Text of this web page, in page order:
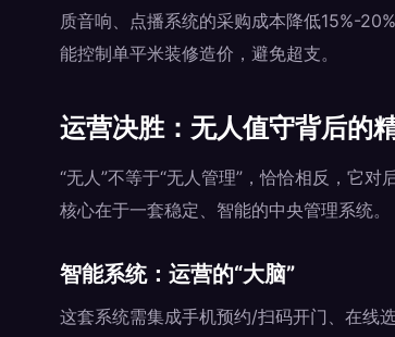
质音响、点播系统的采购成本降低15%-
能控制单平米装修造价，避免超支。
运营决胜：无人值守背后的
“无人”不等于“无人管理”，恰恰相反，它
核心在于一套稳定、智能的中央管理系统。
智能系统：运营的“大脑”
这套系统需集成手机预约/扫码开门、在线